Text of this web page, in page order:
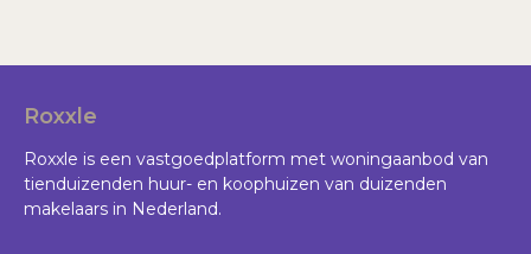
Roxxle
Roxxle is een vastgoedplatform met woningaanbod van
tienduizenden huur- en koophuizen van duizenden
makelaars in Nederland.